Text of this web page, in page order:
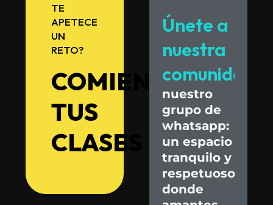
TE
APETECE
UN
RETO?
COMIENZA
TUS
CLASES
Únete a
nuestra
comunidad.
nuestro
grupo de
whatsapp:
un espacio
tranquilo y
respetuoso
donde